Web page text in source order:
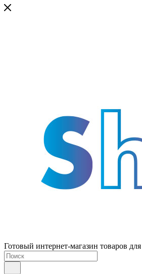
Готовый интернет-магазин товаров